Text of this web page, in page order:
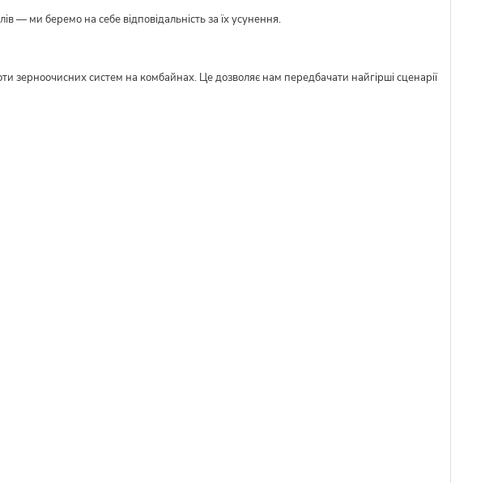
— ми беремо на себе відповідальність за їх усунення.
зерноочисних систем на комбайнах. Це дозволяє нам передбачати найгірші сценарії